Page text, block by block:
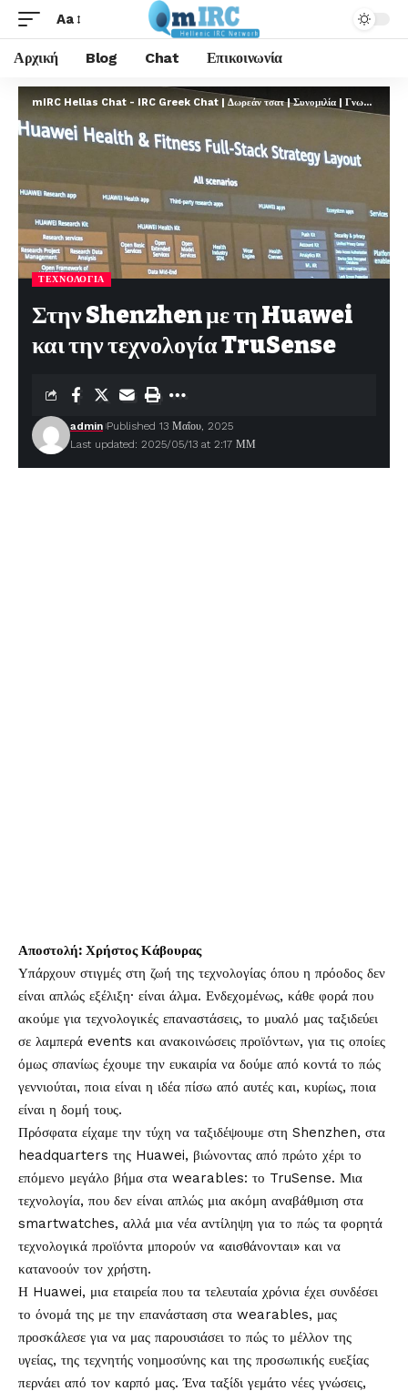
Aa
Αρχική Blog Chat Επικοινωνία
mIRC Hellas Chat - IRC Greek Chat | Δωρεάν τσατ | Συνομιλία | Γνωριμίες | FREE
ΤΕΧΝΟΛΟΓΊΑ
Στην Shenzhen με τη Huawei
και την τεχνολογία TruSense
Last updated: 2025/05/13 at 2:17 ΜΜ
admin Published 13 Μαΐου, 2025
Αποστολή: Χρήστος Κάβουρας
Υπάρχουν στιγμές στη ζωή της τεχνολογίας όπου η πρόοδος δεν
είναι απλώς εξέλιξη· είναι άλμα. Ενδεχομένως, κάθε φορά που
ακούμε για τεχνολογικές επαναστάσεις, το μυαλό μας ταξιδεύει
σε λαμπερά events και ανακοινώσεις προϊόντων, για τις οποίες
όμως σπανίως έχουμε την ευκαιρία να δούμε από κοντά το πώς
γεννιούται, ποια είναι η ιδέα πίσω από αυτές και, κυρίως, ποια
είναι η δομή τους.
Πρόσφατα είχαμε την τύχη να ταξιδέψουμε στη Shenzhen, στα
headquarters της Huawei, βιώνοντας από πρώτο χέρι το
επόμενο μεγάλο βήμα στα wearables: το TruSense. Μια
τεχνολογία, που δεν είναι απλώς μια ακόμη αναβάθμιση στα
smartwatches, αλλά μια νέα αντίληψη για το πώς τα φορητά
τεχνολογικά προϊόντα μπορούν να «αισθάνονται» και να
κατανοούν τον χρήστη.
Η Huawei, μια εταιρεία που τα τελευταία χρόνια έχει συνδέσει
το όνομά της με την επανάσταση στα wearables, μας
προσκάλεσε για να μας παρουσιάσει το πώς το μέλλον της
υγείας, της τεχνητής νοημοσύνης και της προσωπικής ευεξίας
περνάει από τον καρπό μας. Ένα ταξίδι γεμάτο νέες γνώσεις,